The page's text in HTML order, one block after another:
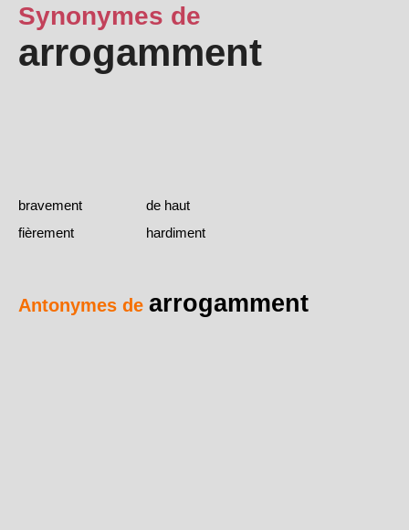
Synonymes de
arrogamment
bravement
de haut
fièrement
hardiment
Antonymes de arrogamment